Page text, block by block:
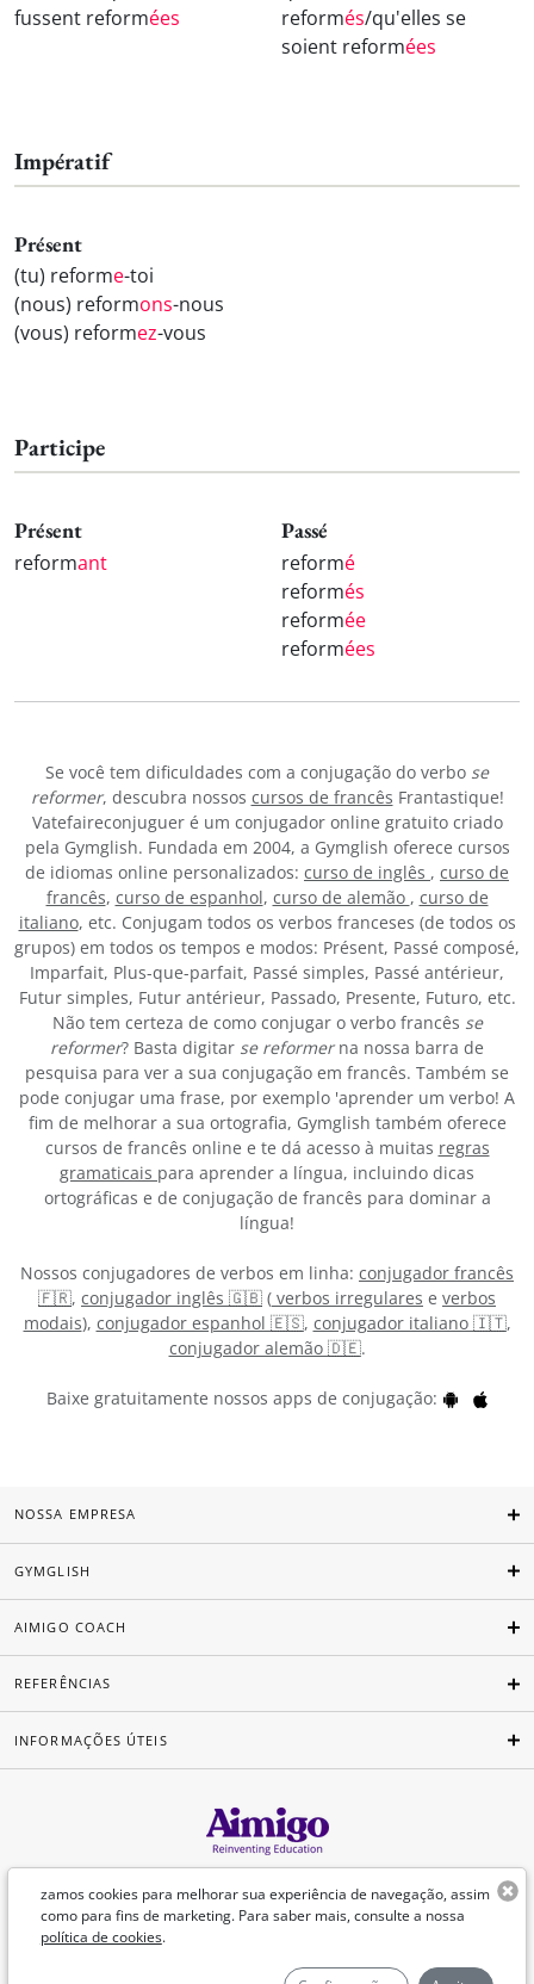
fussent reformées
reformés/qu'elles se
soient reformées
Impératif
Présent
(tu) reforme-toi
(nous) reformons-nous
(vous) reformez-vous
Participe
Présent
reformant
Passé
reformé
reformés
reformée
reformées
Se você tem dificuldades com a conjugação do verbo se
reformer, descubra nossos cursos de francês Frantastique!
Vatefaireconjuguer é um conjugador online gratuito criado
pela Gymglish. Fundada em 2004, a Gymglish oferece cursos
de idiomas online personalizados: curso de inglês , curso de
francês, curso de espanhol, curso de alemão , curso de
italiano, etc. Conjugam todos os verbos franceses (de todos os
grupos) em todos os tempos e modos: Présent, Passé composé,
Imparfait, Plus-que-parfait, Passé simples, Passé antérieur,
Futur simples, Futur antérieur, Passado, Presente, Futuro, etc.
Não tem certeza de como conjugar o verbo francês se
reformer? Basta digitar se reformerna nossa barra de
pesquisa para ver a sua conjugação em francês. Também se
pode conjugar uma frase, por exemplo 'aprender um verbo! A
fim de melhorar a sua ortografia, Gymglish também oferece
cursos de francês online e te dá acesso à muitas regras
gramaticais para aprender a língua, incluindo dicas
ortográficas e de conjugação de francês para dominar a
língua!
Nossos conjugadores de verbos em linha: conjugador francês
🇫🇷, conjugador inglês 🇬🇧 ( verbos irregulares e verbos
modais), conjugador espanhol 🇪🇸, conjugador italiano 🇮🇹,
conjugador alemão 🇩🇪.
Baixe gratuitamente nossos apps de conjugação:
zamos cookies para melhorar sua experiência de navegação, assim
como para fins de marketing. Para saber mais, consulte a nossa
política de cookies.
NOSSA EMPRESA
GYMGLISH
AIMIGO COACH
REFERÊNCIAS
INFORMAÇÕES ÚTEIS
Português